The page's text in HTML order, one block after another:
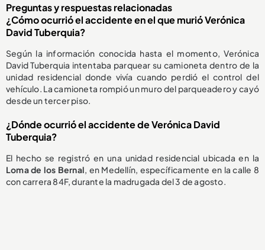
Preguntas y respuestas relacionadas
¿Cómo ocurrió el accidente en el que murió Verónica
David Tuberquia?
Según la información conocida hasta el momento, Verónica
David Tuberquia intentaba parquear su camioneta dentro de la
unidad residencial donde vivía cuando perdió el control del
vehículo. La camioneta rompió un muro del parqueadero y cayó
desde un tercer piso.
¿Dónde ocurrió el accidente de Verónica David
Tuberquia?
El hecho se registró en una unidad residencial ubicada en la
Loma de los Bernal, en Medellín, específicamente en la calle 8
con carrera 84F, durante la madrugada del 3 de agosto.